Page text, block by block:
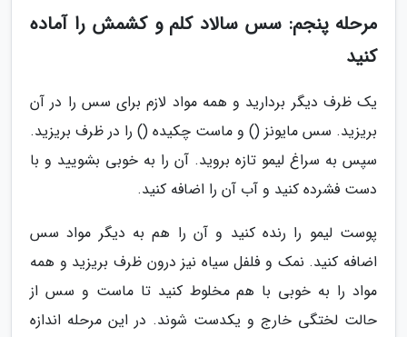
مرحله پنجم: سس سالاد کلم و کشمش را آماده
کنید
یک ظرف دیگر بردارید و همه مواد لازم برای سس را در آن
بریزید. سس مایونز () و ماست چکیده () را در ظرف بریزید.
سپس به سراغ لیمو تازه بروید. آن را به خوبی بشویید و با
دست فشرده کنید و آب آن را اضافه کنید.
پوست لیمو را رنده کنید و آن را هم به دیگر مواد سس
اضافه کنید. نمک و فلفل سیاه نیز درون ظرف بریزید و همه
مواد را به خوبی با هم مخلوط کنید تا ماست و سس از
حالت لختگی خارج و یکدست شوند. در این مرحله اندازه